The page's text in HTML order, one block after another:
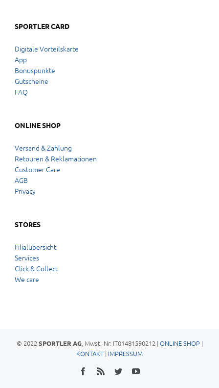
SPORTLER CARD
Digitale Vorteilskarte
App
Bonuspunkte
Gutscheine
FAQ
ONLINE SHOP
Versand & Zahlung
Retouren & Reklamationen
Customer Care
AGB
Privacy
STORES
Filialübersicht
Services
Click & Collect
We care
© 2022SPORTLER AG, Mwst.-Nr. IT01481590212 | ONLINE SHOP|
KONTAKT | IMPRESSUM
Facebook
Rss TwitterYouTube